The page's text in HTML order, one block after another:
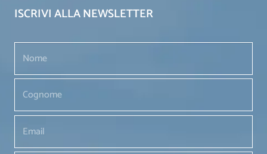
ISCRIVI ALLA NEWSLETTER